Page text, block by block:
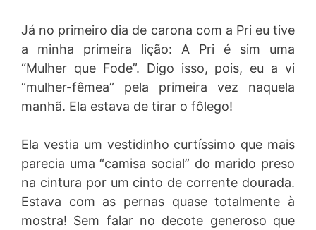
Já no primeiro dia de carona com a Pri eu tive
a minha primeira lição: A Pri é sim uma
“Mulher que Fode”. Digo isso, pois, eu a vi
“mulher-fêmea” pela primeira vez naquela
manhã. Ela estava de tirar o fôlego!
Ela vestia um vestidinho curtíssimo que mais
parecia uma “camisa social” do marido preso
na cintura por um cinto de corrente dourada.
Estava com as pernas quase totalmente à
mostra! Sem falar no decote generoso que